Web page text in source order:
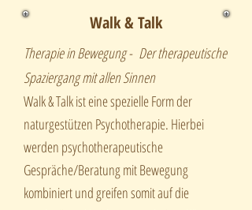
Walk & Talk
Therapie in Bewegung - Der therapeutische
Spaziergang mit allen Sinnen
Walk & Talk ist eine spezielle Form der
naturgestützen Psychotherapie. Hierbei
werden psychotherapeutische
Gespräche/Beratung mit Bewegung
kombiniert und greifen somit auf die